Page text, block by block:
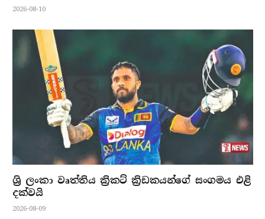
2026-08-10
ශ්‍රි ලංකා වෘත්තිය ක්‍රිකට් ක්‍රිඩකයන්ගේ සංගමය එළි
දක්වයි
2026-08-09